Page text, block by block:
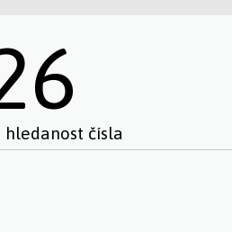
hledanost čísla